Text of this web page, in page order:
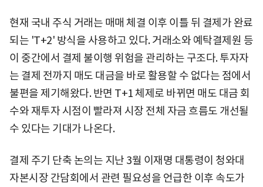
현재 국내 주식 거래는 매매 체결 이후 이틀 뒤 결제가 완료
되는 'T+2' 방식을 사용하고 있다. 거래소와 예탁결제원 등
이 중간에서 결제 불이행 위험을 관리하는 구조다. 투자자
는 결제 전까지 매도 대금을 바로 활용할 수 없다는 점에서
불편을 제기해왔다. 반면 T+1 체제로 바뀌면 매도 대금 회
수와 재투자 시점이 빨라져 시장 전체 자금 흐름도 개선될
수 있다는 기대가 나온다.
결제 주기 단축 논의는 지난 3월 이재명 대통령이 청와대
자본시장 간담회에서 관련 필요성을 언급한 이후 속도가